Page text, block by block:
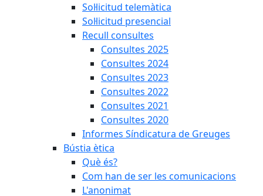
Sol·licitud telemàtica
Sol·licitud presencial
Recull consultes
Consultes 2025
Consultes 2024
Consultes 2023
Consultes 2022
Consultes 2021
Consultes 2020
Informes Síndicatura de Greuges
Bústia ètica
Què és?
Com han de ser les comunicacions
L'anonimat